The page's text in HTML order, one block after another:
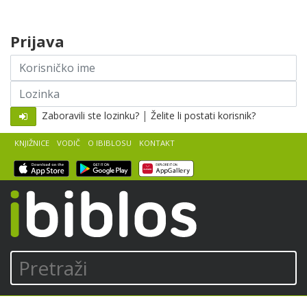
Pretraži
KNJIŽNICE VODIČ O IBIBLOSU KONTAKT
Prijava
Korisničko
ime
Lozinka
Zaboravili ste lozinku? | Želite li postati korisnik?